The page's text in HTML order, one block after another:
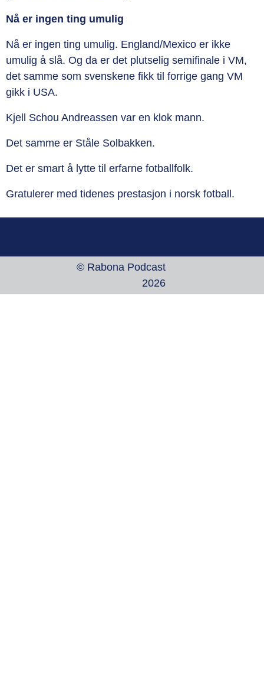
Nå er ingen ting umulig
Nå er ingen ting umulig. England/Mexico er ikke
umulig å slå. Og da er det plutselig semifinale i VM,
det samme som svenskene fikk til forrige gang VM
gikk i USA.
Kjell Schou Andreassen var en klok mann.
Det samme er Ståle Solbakken.
Det er smart å lytte til erfarne fotballfolk.
Gratulerer med tidenes prestasjon i norsk fotball.
© Rabona Podcast
2026